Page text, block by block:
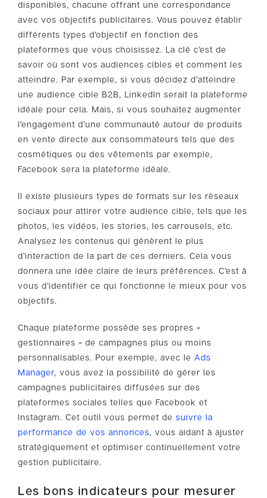
disponibles, chacune offrant une correspondance
avec vos objectifs publicitaires. Vous pouvez établir
différents types d’objectif en fonction des
plateformes que vous choisissez. La clé c’est de
savoir où sont vos audiences cibles et comment les
atteindre. Par exemple, si vous décidez d’atteindre
une audience cible B2B, LinkedIn serait la plateforme
idéale pour cela. Mais, si vous souhaitez augmenter
l’engagement d’une communauté autour de produits
en vente directe aux consommateurs tels que des
cosmétiques ou des vêtements par exemple,
Facebook sera la plateforme idéale.
Il existe plusieurs types de formats sur les réseaux
sociaux pour attirer votre audience cible, tels que les
photos, les vidéos, les stories, les carrousels, etc.
Analysez les contenus qui génèrent le plus
d’interaction de la part de ces derniers. Cela vous
donnera une idée claire de leurs préférences. C’est à
vous d’identifier ce qui fonctionne le mieux pour vos
objectifs.
Chaque plateforme possède ses propres «
gestionnaires » de campagnes plus ou moins
personnalisables. Pour exemple, avec le Ads
Manager, vous avez la possibilité de gérer les
campagnes publicitaires diffusées sur des
plateformes sociales telles que Facebook et
Instagram. Cet outil vous permet de suivre la
performance de vos annonces, vous aidant à ajuster
stratégiquement et optimiser continuellement votre
gestion publicitaire.
Les bons indicateurs pour mesurer